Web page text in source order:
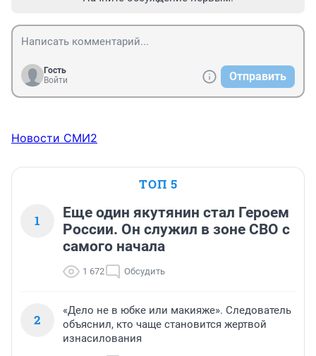
Гость
Войти
Отправить
Новости СМИ2
ТОП 5
1
Еще один якутянин стал Героем
России. Он служил в зоне СВО с
самого начала
1 672 Обсудить
2
«Дело не в юбке или макияже». Следователь
объяснил, кто чаще становится жертвой
изнасилования